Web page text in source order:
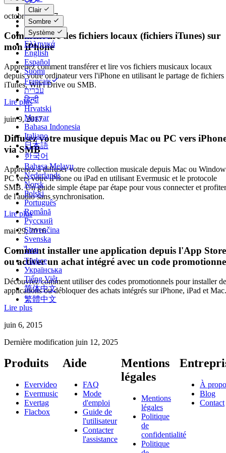
Català
Čeština
Dansk
Deutsch
Ελληνικά
English
Español
Suomi
Français
עברית
हिन्दी
Hrvatski
Magyar
Bahasa Indonesia
Italiano
日本語
한국어
Bahasa Melayu
Nederlands
Norsk
Polski
Português
Română
Русский
Slovenčina
Svenska
ไทย
Türkçe
Українська
Tiếng Việt
简体中文
繁體中文
Clair
Sombre
Système
octobre 17, 2017
Comment lire des fichiers locaux (fichiers iTunes) sur
mon iPhone
Apprenez comment transférer et lire vos fichiers musicaux locaux
depuis votre ordinateur vers l'iPhone en utilisant le partage de fichiers
iTunes, WiFi Drive ou SMB.
Lire plus
juin 9, 2017
Diffusez votre musique depuis Mac ou PC vers
via SMB
Apprenez à diffuser votre collection musicale depuis Mac ou
PC vers votre iPhone ou iPad en utilisant Evermusic et le protocole
SMB. Un guide simple étape par étape pour vous connecter et profiter
de l'audio sans synchronisation.
Lire plus
mai 29, 2016
Comment installer une application depuis l'App Store
ou activer un achat intégré avec un code
Découvrez comment utiliser des codes promotionnels pour installer
applications ou débloquer des achats intégrés sur iPhone, iPad et Mac.
Lire plus
juin 6, 2015
Dernière modification juin 12, 2025
Produits
Evervideo
Evermusic
Evertag
Flacbox
Aide
FAQ
Mode
d'emploi
Guide de
l'utilisateur
Contacter
l'assistance
Mentions
légales
Mentions
légales
Politique
de
confidentialité
Politique
À
Blog
Contact